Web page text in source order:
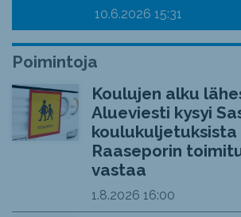
10.6.2026 15:31
Poimintoja
Koulujen alku
Alueviesti kysyi
koulukuljetuksista
Raaseporin
vastaa
1.8.2026 16:00